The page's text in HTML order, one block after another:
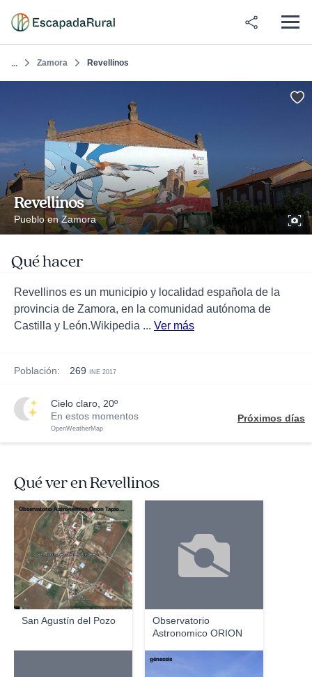
... Zamora Revellinos
Revellinos
Pueblo en Zamora
Qué hacer
Revellinos es un municipio y localidad española de la
provincia de Zamora, en la comunidad autónoma de
Castilla y León.Wikipedia ... Ver más
Población: 269 INE 2017
cielo claro, 20º
En estos momentos
OpenWeatherMap
Próximos días
Qué ver en Revellinos
San Agustín del Pozo
Observatorio Astronomico Orion Tapioles
Observatorio
Astronomico ORION
génessis